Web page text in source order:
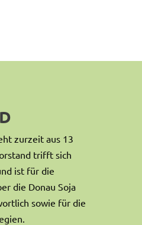
zurzeit aus 13
trifft sich
ist für die
die Donau Soja
sowie für die